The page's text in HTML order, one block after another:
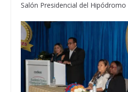
Salón Presidencial del